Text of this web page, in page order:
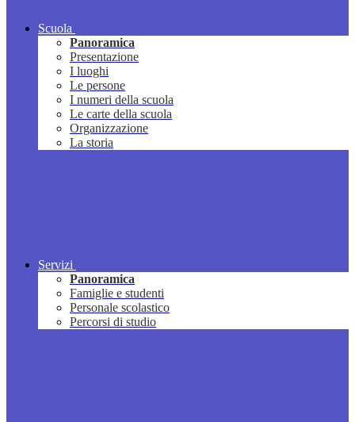
Scuola
Panoramica
Presentazione
I luoghi
Le persone
I numeri della scuola
Le carte della scuola
Organizzazione
La storia
Servizi
Panoramica
Famiglie e studenti
Personale scolastico
Percorsi di studio